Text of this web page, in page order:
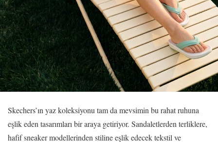
Skechers’ın yaz koleksiyonu tam da mevsimin bu rahat ruhuna
eşlik eden tasarımları bir araya getiriyor. Sandaletlerden terliklere,
hafif sneaker modellerinden stiline eşlik edecek tekstil ve